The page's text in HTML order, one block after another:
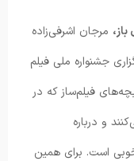
مرجان اشرفی‌زاده
جشنواره ملی فیلم
فیلم‌ساز که در
و درباره
است. برای همین